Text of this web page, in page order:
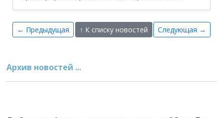
← Предыдущая ↑ К списку новостей Следующая →
Архив новостей ...